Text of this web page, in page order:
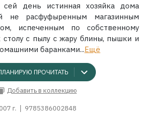
день истинная хозяйка дома
не расфуфыренным магазинным
испеченным по собственному
столу с пылу с жару блины, пышки и
баранками...Ещё
ПРОЧИТАТЬ
Добавить в коллекцию
г. 9785386002848